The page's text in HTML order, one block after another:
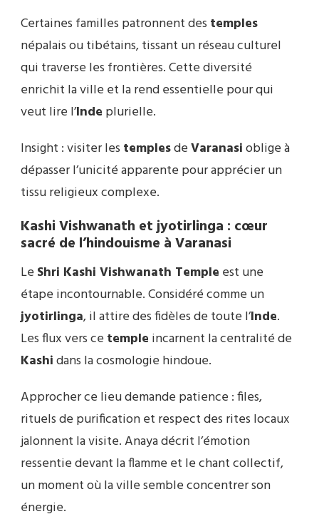
Certaines familles patronnent des temples
népalais ou tibétains, tissant un réseau culturel
qui traverse les frontières. Cette diversité
enrichit la ville et la rend essentielle pour qui
veut lire l’Inde plurielle.
Insight : visiter les templesdeVaranasioblige à
dépasser l’unicité apparente pour apprécier un
tissu religieux complexe.
Kashi Vishwanath et jyotirlinga : cœur
sacré de l’hindouisme à Varanasi
Le Shri Kashi Vishwanath Temple est une
étape incontournable. Considéré comme un
jyotirlinga, il attire des fidèles de toute l’Inde.
Les flux vers ce temple incarnent la centralité de
Kashidans la cosmologie hindoue.
Approcher ce lieu demande patience : files,
rituels de purification et respect des rites locaux
jalonnent la visite. Anaya décrit l’émotion
ressentie devant la flamme et le chant collectif,
un moment où la ville semble concentrer son
énergie.